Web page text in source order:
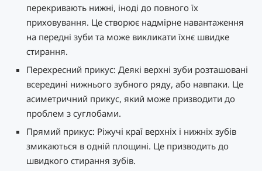
перекривають нижні, іноді до повного їх
приховування. Це створює надмірне навантаження
на передні зуби та може викликати їхнє швидке
стирання.
Перехресний прикус: Деякі верхні зуби розташовані
всередині нижнього зубного ряду, або навпаки. Це
асиметричний прикус, який може призводити до
проблем з суглобами.
Прямий прикус: Ріжучі краї верхніх і нижніх зубів
змикаються в одній площині. Це призводить до
швидкого стирання зубів.